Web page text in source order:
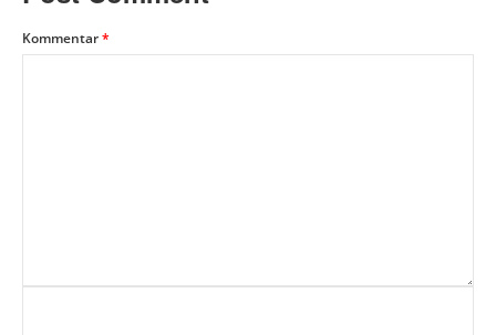
Kommentar*